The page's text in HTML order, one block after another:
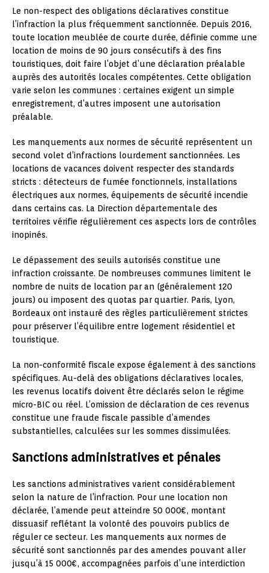
Le non-respect des obligations déclaratives constitue
l’infraction la plus fréquemment sanctionnée. Depuis 2016,
toute location meublée de courte durée, définie comme une
location de moins de 90 jours consécutifs à des fins
touristiques, doit faire l’objet d’une déclaration préalable
auprès des autorités locales compétentes. Cette obligation
varie selon les communes : certaines exigent un simple
enregistrement, d’autres imposent une autorisation
préalable.
Les manquements aux normes de sécurité représentent un
second volet d’infractions lourdement sanctionnées. Les
locations de vacances doivent respecter des standards
stricts : détecteurs de fumée fonctionnels, installations
électriques aux normes, équipements de sécurité incendie
dans certains cas. La Direction départementale des
territoires vérifie régulièrement ces aspects lors de contrôles
inopinés.
Le dépassement des seuils autorisés constitue une
infraction croissante. De nombreuses communes limitent le
nombre de nuits de location par an (généralement 120
jours) ou imposent des quotas par quartier. Paris, Lyon,
Bordeaux ont instauré des règles particulièrement strictes
pour préserver l’équilibre entre logement résidentiel et
touristique.
La non-conformité fiscale expose également à des sanctions
spécifiques. Au-delà des obligations déclaratives locales,
les revenus locatifs doivent être déclarés selon le régime
micro-BIC ou réel. L’omission de déclaration de ces revenus
constitue une fraude fiscale passible d’amendes
substantielles, calculées sur les sommes dissimulées.
Sanctions administratives et pénales
Les sanctions administratives varient considérablement
selon la nature de l’infraction. Pour une location non
déclarée, l’amende peut atteindre 50 000€, montant
dissuasif reflétant la volonté des pouvoirs publics de
réguler ce secteur. Les manquements aux normes de
sécurité sont sanctionnés par des amendes pouvant aller
jusqu’à 15 000€, accompagnées parfois d’une interdiction